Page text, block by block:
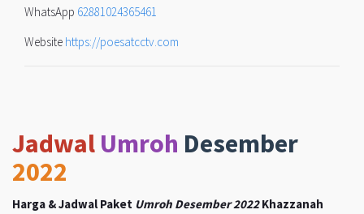
WhatsApp 62881024365461
Website https://poesatcctv.com
Jadwal Umroh Desember
2022
Harga & Jadwal Paket Umroh Desember 2022Khazzanah